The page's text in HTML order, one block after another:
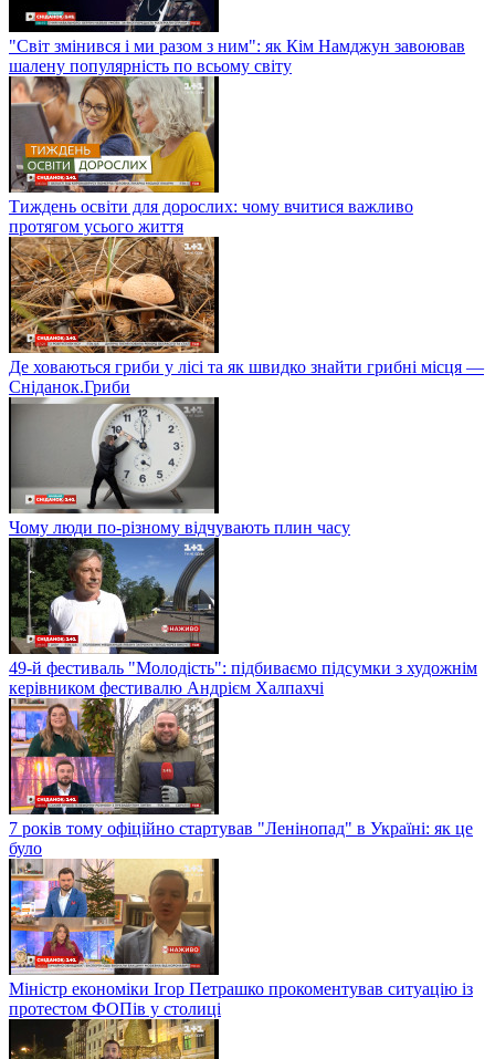
"Світ змінився і ми разом з ним": як Кім Намджун завоював
шалену популярність по всьому світу
Тиждень освіти для дорослих: чому вчитися важливо
протягом усього життя
Де ховаються гриби у лісі та як швидко знайти грибні місця —
Сніданок.Гриби
Чому люди по-різному відчувають плин часу
49-й фестиваль "Молодість": підбиваємо підсумки з художнім
керівником фестивалю Андрієм Халпахчі
7 років тому офіційно стартував "Ленінопад" в Україні: як це
було
Міністр економіки Ігор Петрашко прокоментував ситуацію із
протестом ФОПів у столиці